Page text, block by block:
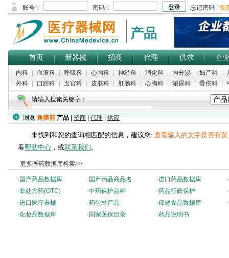
产品
首页 新器械 招商 代理 供求 企业
内科 血液科 呼吸科 心内科 神经科 消化科 内分泌 妇产科
外科
口腔科 五官科 皮肤科 肛肠科 心胸科 泌尿科 骨伤科
请输入搜素关键字：
浏览 角膜剪 产品 招商 代理 供应
未找到和您的查询相匹配的信息，建议您: 查看输入的文字是否有误
看帮助中心 ，或联系我们。
更多医药数据库检索>>
· 国产药品数据库 · 国产药品商品名 ·进口药品数据库 ·
·非处方药(OTC) ·中药保护品种 ·药品行政保护 ·
·进口医疗器械 ·药包材产品 ·保健食品数据库 ·
·化妆品数据库 · 国家医保目录 ·药品说明书